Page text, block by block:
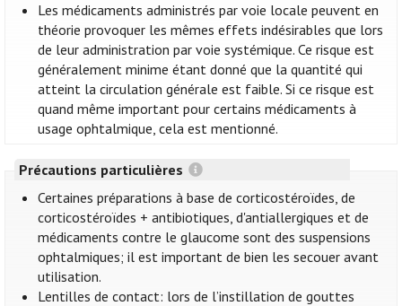
Les médicaments administrés par voie locale peuvent en
théorie provoquer les mêmes effets indésirables que lors
de leur administration par voie systémique. Ce risque est
généralement minime étant donné que la quantité qui
atteint la circulation générale est faible. Si ce risque est
quand même important pour certains médicaments à
usage ophtalmique, cela est mentionné.
Précautions particulières
Certaines préparations à base de corticostéroïdes, de
corticostéroïdes + antibiotiques, d'antiallergiques et de
médicaments contre le glaucome sont des suspensions
ophtalmiques; il est important de bien les secouer avant
utilisation.
Lentilles de contact: lors de l’instillation de gouttes